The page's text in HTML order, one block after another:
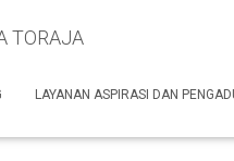
TORAJA
LAYANAN ASPIRASI DAN